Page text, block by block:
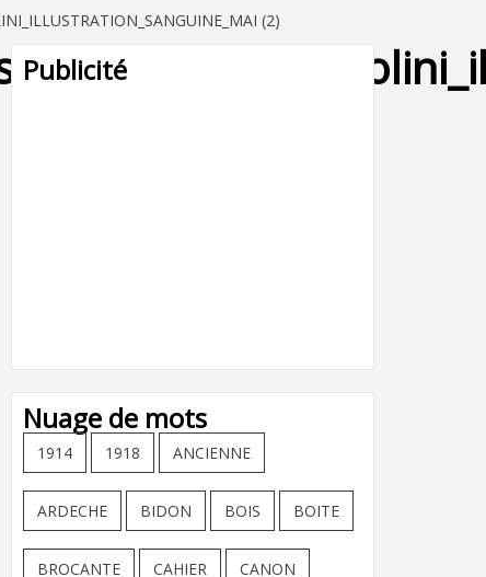
(2)
Publicité
Nuage de mots
1914 1918 ANCIENNE
ARDECHE BIDON BOIS BOITE
BROCANTE CAHIER CANON